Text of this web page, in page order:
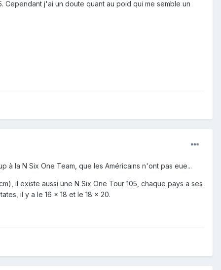
j'ai un doute quant au poid qui me semble un
à la N Six One Team, que les Américains n'ont pas eue...
il existe aussi une N Six One Tour 105, chaque pays a ses
il y a le 16 x 18 et le 18 x 20.